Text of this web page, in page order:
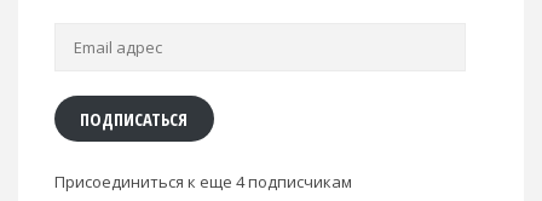
Email
ПОДПИСАТЬСЯ
Присоединиться к еще 4 подписчикам